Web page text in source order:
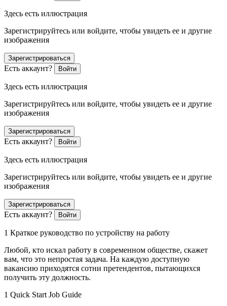
Здесь есть иллюстрация
Зарегистрируйтесь или войдите, чтобы увидеть ее и другие
изображения
Зарегистрироваться
Есть аккаунт? Войти
Здесь есть иллюстрация
Зарегистрируйтесь или войдите, чтобы увидеть ее и другие
изображения
Зарегистрироваться
Есть аккаунт? Войти
Здесь есть иллюстрация
Зарегистрируйтесь или войдите, чтобы увидеть ее и другие
изображения
Зарегистрироваться
Есть аккаунт? Войти
1 Краткое руководство по устройству на работу
Любой, кто искал работу в современном обществе, скажет
вам, что это непростая задача. На каждую доступную
вакансию приходятся сотни претендентов, пытающихся
получить эту должность.
1 Quick Start Job Guide